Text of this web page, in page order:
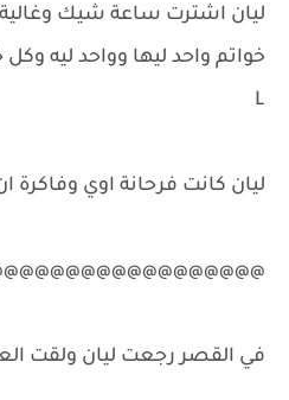
ليان اشترت ساعة شيك وغالية
L
ليان كانت فرحانة اوي
في القصر رجعت ليان ولقت